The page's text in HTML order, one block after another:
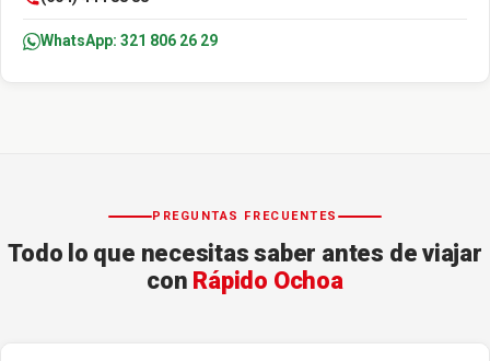
WhatsApp: 321 806 26 29
PREGUNTAS FRECUENTES
Todo lo que necesitas saber antes de viajar
con Rápido Ochoa